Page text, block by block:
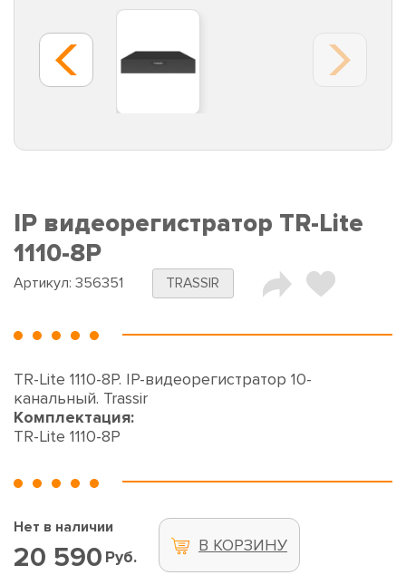
IP видеорегистратор TR-Lite
1110-8P
Артикул: 356351 TRASSIR
TR-Lite 1110-8P. IP-видеорегистратор 10-
канальный. Trassir
Комплектация:
TR-Lite 1110-8P
Нет в наличии
20 590 Руб.
В КОРЗИНУ